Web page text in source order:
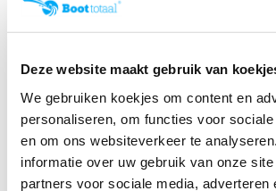
Deze website maakt gebruik van
We gebruiken koekjes om content en
personaliseren, om functies voor
en om ons websiteverkeer te
informatie over uw gebruik van onze
partners voor sociale media, adverteren
Accuklem - Plus-Pool - Per
Stuk